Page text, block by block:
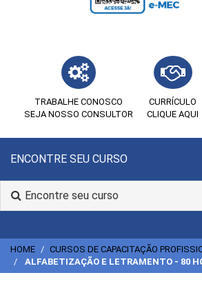
TRABALHE CONOSCO
SEJA NOSSO CONSULTOR
CURRÍCULO
CLIQUE AQUI
ENCONTRE SEU CURSO
Encontre seu curso
HOME
CURSOS DE CAPACITAÇÃO
ALFABETIZAÇÃO E LETRAMENTO - 80